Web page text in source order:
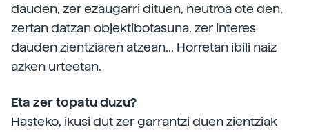
dauden, zer ezaugarri dituen, neutroa ote den,
zertan datzan objektibotasuna, zer interes
dauden zientziaren atzean... Horretan ibili naiz
azken urteetan.
Eta zer topatu duzu?
Hasteko, ikusi dut zer garrantzi duen zientziak